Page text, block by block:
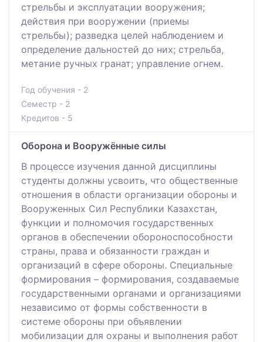
стрельбы и эксплуатации вооружения;
действия при вооружении (приемы
стрельбы); разведка целей наблюдением и
определение дальностей до них; стрельба,
метание ручных гранат; управление огнем.
Год обучения - 2
Семестр - 2
Кредитов - 5
Оборона и Вооружённые силы
В процессе изучения данной дисциплины
студенты должны усвоить, что общественные
отношения в области организации обороны и
Вооруженных Сил Республики Казахстан,
функции и полномочия государственных
органов в обеспечении обороноспособности
страны, права и обязанности граждан и
организаций в сфере обороны. Специальные
формирования – формирования, создаваемые
государственными органами и организациями
независимо от формы собственности в
системе обороны при объявлении
мобилизации для охраны и выполнения работ